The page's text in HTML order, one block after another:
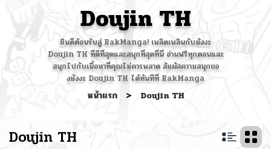
Doujin TH
ยินดีต้อนรับสู่ RakManga! เพลิดเพลินกับมังงะ
Doujin TH ที่ดีที่สุดและสนุกที่สุดที่นี่ อ่านฟรีทุกตอนและ
สนุกไปกับเนื้อหาที่คุณไม่ควรพลาด สัมผัสความสนุกขอ
งมังงะ Doujin TH ได้ทันทีที่ RakManga
หน้าแรก > Doujin TH
Doujin TH